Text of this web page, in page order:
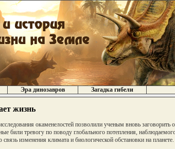
Эра динозавров Загадка гибели
жизнь
окаменелостей позволили ученым вновь
били тревогу по поводу глобального потепления,
изменения климата и биологической обстановки на планете.